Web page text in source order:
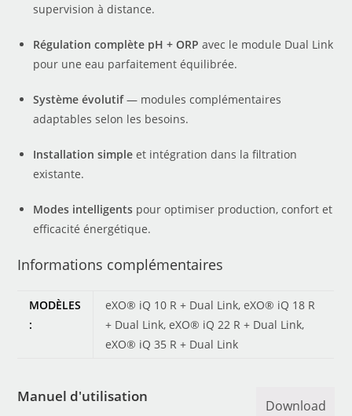
supervision à distance.
Régulation complète pH + ORP avec le module Dual Link
pour une eau parfaitement équilibrée.
Système évolutif— modules complémentaires
adaptables selon les besoins.
Installation simple et intégration dans la filtration
existante.
Modes intelligents pour optimiser production, confort et
efficacité énergétique.
Informations complémentaires
MODÈLES
:
eXO® iQ 10 R + Dual Link, eXO® iQ 18 R
+ Dual Link, eXO® iQ 22 R + Dual Link,
eXO® iQ 35 R + Dual Link
Manuel d'utilisation
Download